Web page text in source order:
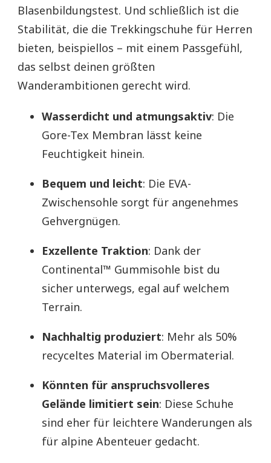
Blasenbildungstest. Und schließlich ist die
Stabilität, die die Trekkingschuhe für Herren
bieten, beispiellos – mit einem Passgefühl,
das selbst deinen größten
Wanderambitionen gerecht wird.
Wasserdicht und atmungsaktiv: Die
Gore-Tex Membran lässt keine
Feuchtigkeit hinein.
Bequem und leicht: Die EVA-
Zwischensohle sorgt für angenehmes
Gehvergnügen.
Exzellente Traktion: Dank der
Continental™ Gummisohle bist du
sicher unterwegs, egal auf welchem
Terrain.
Nachhaltig produziert: Mehr als 50%
recyceltes Material im Obermaterial.
Könnten für anspruchsvolleres
Gelände limitiert sein: Diese Schuhe
sind eher für leichtere Wanderungen als
für alpine Abenteuer gedacht.